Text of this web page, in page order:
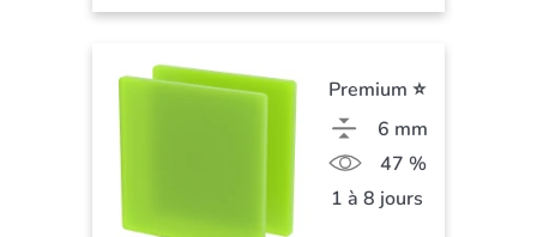
Premium ⭐
6 mm
47 %
1 à 8 jours